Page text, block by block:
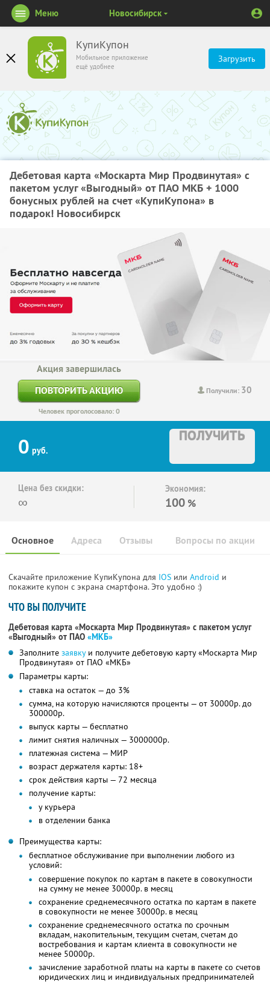
КупиКупон
Мобильное приложение
ещё удобнее
Загрузить
Меню Новосибирск
Дебетовая карта «Москарта Мир Продвинутая» с
пакетом услуг «Выгодный» от ПАО МКБ + 1000
бонусных рублей на счет «КупиКупона» в
подарок! Новосибирск
Получили: 30
Акция завершилась
ПОВТОРИТЬ АКЦИЮ
Человек проголосовало: 0
0 руб.
ПОЛУЧИТЬ
Цена без скидки:
∞
Экономия:
100 %
Основное Отзывы Вопросы по акции
Адреса
Скачайте приложение КупиКупона для IOS или Android и
покажите купон с экрана смартфона. Это удобно :)
ЧТО ВЫ ПОЛУЧИТЕ
Дебетовая карта «Москарта Мир Продвинутая» с пакетом услуг
«Выгодный» от ПАО «МКБ»
Заполните заявкуи получите дебетовую карту «Москарта Мир
Продвинутая» от ПАО «МКБ»
Параметры карты:
ставка на остаток — до 3%
сумма, на которую начисляются проценты — от 30000р. до
300000р.
выпуск карты — бесплатно
лимит снятия наличных — 3000000р.
платежная система — МИР
возраст держателя карты: 18+
срок действия карты — 72 месяца
получение карты:
у курьера
в отделении банка
Преимущества карты:
бесплатное обслуживание при выполнении любого из
условий:
совершение покупок по картам в пакете в совокупности
на сумму не менее 30000р. в месяц
сохранение среднемесячного остатка по картам в пакете
в совокупности не менее 30000р. в месяц
сохранение среднемесячного остатка по срочным
вкладам, накопительным, текущим счетам, счетам до
востребования и картам клиента в совокупности не
менее 50000р.
зачисление заработной платы на карты в пакете со счетов
юридических лиц и индивидуальных предпринимателей